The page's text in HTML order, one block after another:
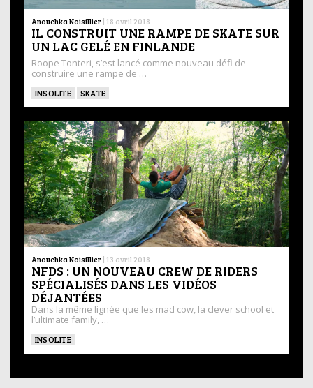
Anouchka Noisillier | 18 avril 2018
IL CONSTRUIT UNE RAMPE DE SKATE SUR
UN LAC GELÉ EN FINLANDE
Roope Tonteri, s’est lancé comme nouveau défi de
construire une rampe de …
INSOLITE SKATE
Anouchka Noisillier | 13 avril 2018
NFDS : UN NOUVEAU CREW DE RIDERS
SPÉCIALISÉS DANS LES VIDÉOS
DÉJANTÉES
Dans la même lignée que les mad cow, la clever school et
l’ultimate family, …
INSOLITE